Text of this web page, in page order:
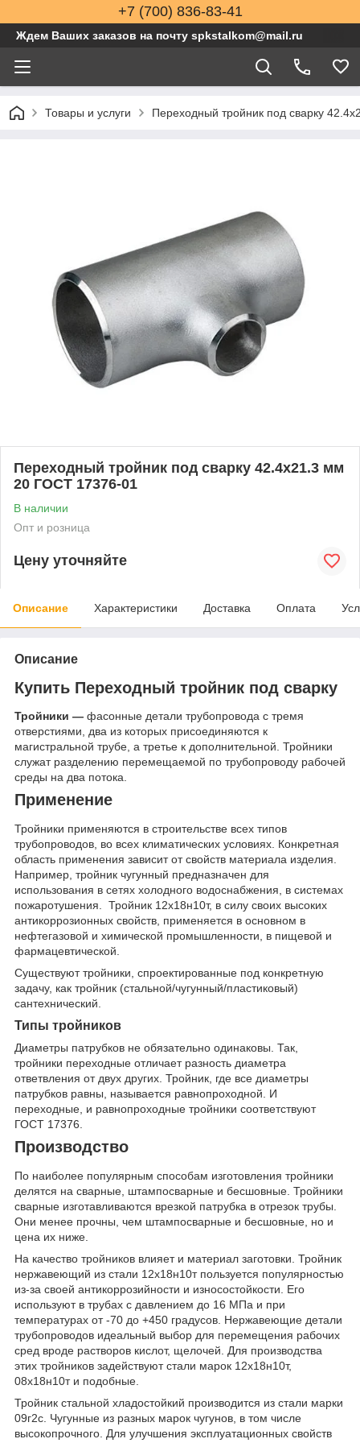
+7 (700) 836-83-41
Ждем Ваших заказов на почту spkstalkom@mail.ru
Товары и услуги Переходный тройник под сварку
Переходный тройник под сварку 42.4x21.3 мм
20 ГОСТ 17376-01
В наличии
Опт и розница
Цену уточняйте
Описание Характеристики Доставка Оплата
Описание
Купить Переходный тройник под сварку
Тройники — фасонные детали трубопровода с тремя
отверстиями, два из которых присоединяются к
магистральной трубе, а третье к дополнительной. Тройники
служат разделению перемещаемой по трубопроводу рабочей
среды на два потока.
Применение
Тройники применяются в строительстве всех типов
трубопроводов, во всех климатических условиях. Конкретная
область применения зависит от свойств материала изделия.
Например, тройник чугунный предназначен для
использования в сетях холодного водоснабжения, в системах
пожаротушения. Тройник 12х18н10т, в силу своих высоких
антикоррозионных свойств, применяется в основном в
нефтегазовой и химической промышленности, в пищевой и
фармацевтической.
Существуют тройники, спроектированные под конкретную
задачу, как тройник (стальной/чугунный/пластиковый)
сантехнический.
Типы тройников
Диаметры патрубков не обязательно одинаковы. Так,
тройники переходные отличает разность диаметра
ответвления от двух других. Тройник, где все диаметры
патрубков равны, называется равнопроходной. И
переходные, и равнопроходные тройники соответствуют
ГОСТ 17376.
Производство
По наиболее популярным способам изготовления тройники
делятся на сварные, штампосварные и бесшовные. Тройники
сварные изготавливаются врезкой патрубка в отрезок трубы.
Они менее прочны, чем штампосварные и бесшовные, но и
цена их ниже.
На качество тройников влияет и материал заготовки. Тройник
нержавеющий из стали 12х18н10т пользуется популярностью
из-за своей антикоррозийности и износостойкости. Его
используют в трубах с давлением до 16 МПа и при
температурах от -70 до +450 градусов. Нержавеющие детали
трубопроводов идеальный выбор для перемещения рабочих
сред вроде растворов кислот, щелочей. Для производства
этих тройников задействуют стали марок 12х18н10т,
08х18н10т и подобные.
Тройник стальной хладостойкий производится из стали марки
09г2с. Чугунные из разных марок чугунов, в том числе
высокопрочного. Для улучшения эксплуатационных свойств